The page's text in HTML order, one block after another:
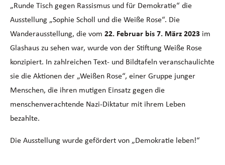
„Runde Tisch gegen Rassismus und für Demokratie“ die
Ausstellung „Sophie Scholl und die Weiße Rose“. Die
Wanderausstellung, die vom 22. Februar bis 7. März 2023 im
Glashaus zu sehen war, wurde von der Stiftung Weiße Rose
konzipiert. In zahlreichen Text- und Bildtafeln veranschaulichte
sie die Aktionen der „Weißen Rose“, einer Gruppe junger
Menschen, die ihren mutigen Einsatz gegen die
menschenverachtende Nazi-Diktatur mit ihrem Leben
bezahlte.
Die Ausstellung wurde gefördert von „Demokratie leben!“